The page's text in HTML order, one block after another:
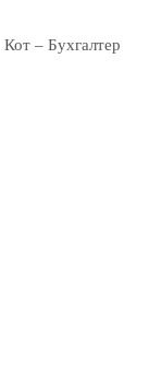
Кот – Бухгалтер